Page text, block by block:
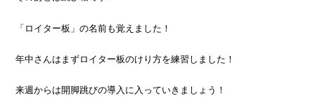
「ロイター板」の名前も覚えました！
年中さんはまずロイター板のけり方を練習しました！
来週からは開脚跳びの導入に入っていきましょう！